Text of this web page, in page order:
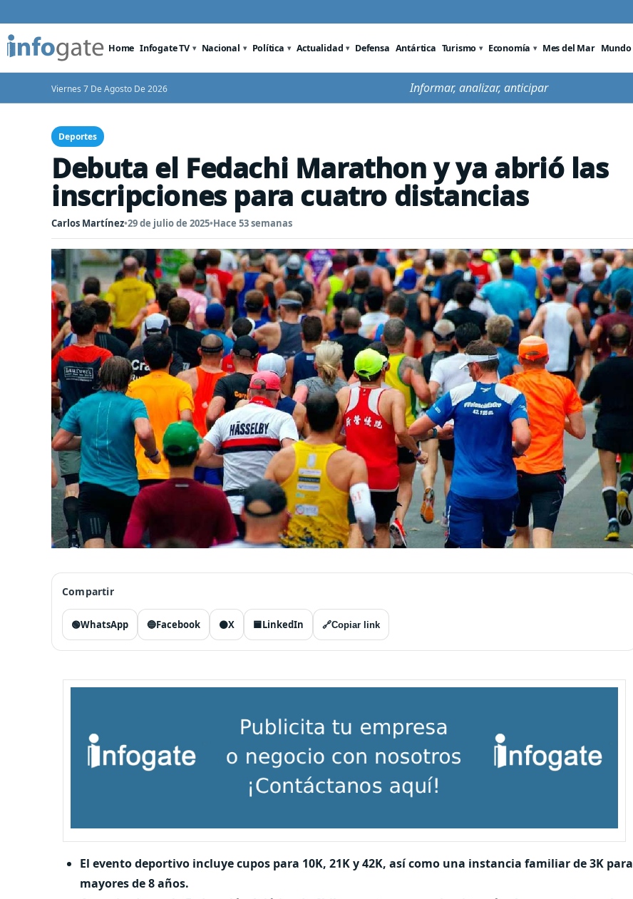
Home Infogate TV Nacional Política Actualidad Defensa Antártica Turismo Economía Mes del Mar Mundo
Viernes 7 De Agosto De 2026 Informar, analizar, anticipar
Deportes
Debuta el Fedachi Marathon y ya abrió las
inscripciones para cuatro distancias
Carlos Martínez•29 de julio de 2025•Hace 53 semanas
Compartir
🟢WhatsApp 🔵Facebook ⚫X 🟦LinkedIn 🔗Copiar link
El evento deportivo incluye cupos para 10K, 21K y 42K, así como una instancia familiar de 3K para
mayores de 8 años.